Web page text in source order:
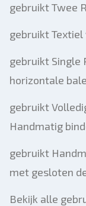
gebruikt Twee
gebruikt
gebruikt Single
horizontale
gebruikt
Handmatig
gebruikt
met gesloten
Bekijk alle